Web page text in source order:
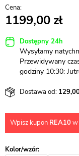
1199,00
Dostępny 24h
Wysyłamy
Przewidywany
godziny 10:30:
Dostawa od:
Wpisz kupon REA10w